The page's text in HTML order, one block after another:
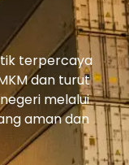
terpercaya
dan turut
melalui
aman dan